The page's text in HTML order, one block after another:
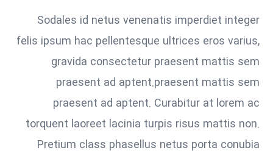
Sodales id netus venenatis imperdiet integer
felis ipsum hac pellentesque ultrices eros varius,
gravida consectetur praesent mattis sem
praesent ad aptent.praesent mattis sem
praesent ad aptent. Curabitur at lorem ac
torquent laoreet lacinia turpis risus mattis non.
Pretium class phasellus netus porta conubia